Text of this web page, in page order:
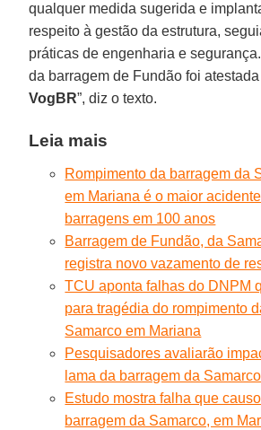
qualquer medida sugerida e
respeito à gestão da estrutura,
práticas de engenharia e
da barragem de Fundão foi
VogBR”, diz o texto.
Leia mais
Rompimento da barragem da
em Mariana é o maior
barragens em 100 anos
Barragem de Fundão, da
registra novo vazamento de
TCU aponta falhas do DNPM
para tragédia do rompimento
Samarco em Mariana
Pesquisadores avaliarão
lama da barragem da
Estudo mostra falha que
barragem da Samarco, em